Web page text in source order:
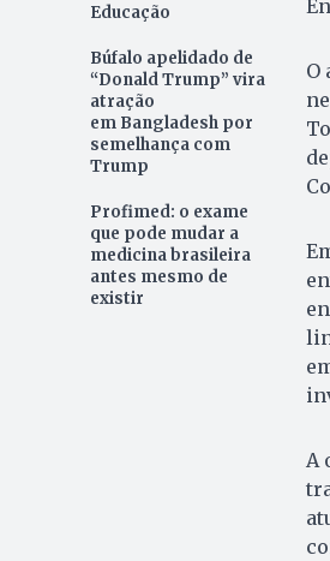
Educação
Búfalo apelidado de
“Donald Trump” vira
atração
em Bangladesh por
semelhança com
Trump
Profimed: o exame
que pode mudar a
medicina brasileira
antes mesmo de
existir
O
A